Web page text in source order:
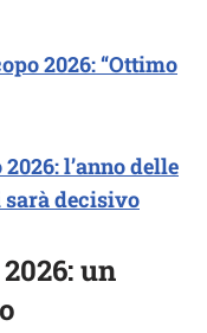
2026: “Ottimo
l’anno delle
sarà decisivo
un